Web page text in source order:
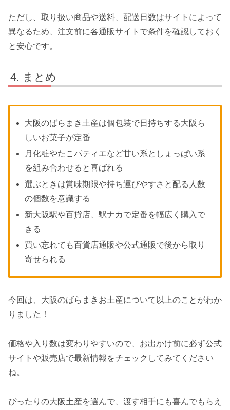
ただし、取り扱い商品や送料、配送日数はサイトによって
異なるため、注文前に各通販サイトで条件を確認しておく
と安心です。
まとめ
大阪のばらまき土産は個包装で日持ちする大阪ら
しいお菓子が定番
月化粧やたこパティエなど甘い系としょっぱい系
を組み合わせると喜ばれる
選ぶときは賞味期限や持ち運びやすさと配る人数
の個数を意識する
新大阪駅や百貨店、駅ナカで定番を幅広く購入で
きる
買い忘れても百貨店通販や公式通販で後から取り
寄せられる
今回は、大阪のばらまきお土産について以上のことがわか
りました！
価格や入り数は変わりやすいので、お出かけ前に必ず公式
サイトや販売店で最新情報をチェックしてみてください
ね。
ぴったりの大阪土産を選んで、渡す相手にも喜んでもらえ